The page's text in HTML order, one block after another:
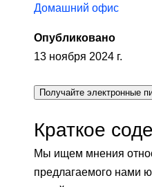
Домашний офис
Опубликовано
13 ноября 2024 г.
Получайте электронные
Краткое
Мы ищем мнения
предлагаемого нами